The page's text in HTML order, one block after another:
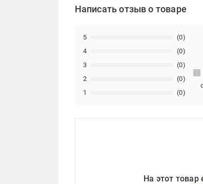
Написать отзыв о товаре
1 (0)
2 (0)
3 (0)
4 (0)
5 (0)
На этот